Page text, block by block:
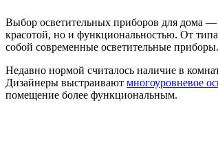
Выбор осветительных приборов для дома —
красотой, но и функциональностью. От
собой современные осветительные приборы.
Недавно нормой считалось наличие в
Дизайнеры выстраивают многоуровневое
помещение более функциональным.